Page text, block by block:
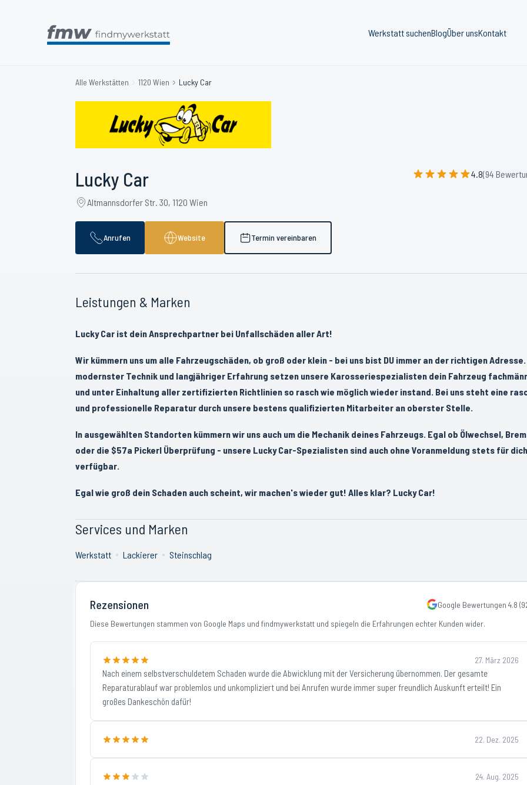
Werkstatt suchenBlogÜber unsKontakt
Alle Werkstätten 1120 Wien Lucky Car
Lucky Car 4.8(94
Altmannsdorfer Str. 30, 1120 Wien
Anrufen Website Termin vereinbaren
Leistungen & Marken
Lucky Car ist dein Ansprechpartner bei Unfallschäden aller Art!
Wir kümmern uns um alle Fahrzeugschäden, ob groß oder klein - bei uns bist DU immer an der richtigen
modernster Technik und langjähriger Erfahrung setzen unsere Karosseriespezialisten dein Fahrzeug
und unter Einhaltung aller zertifizierten Richtlinien so rasch wie möglich wieder instand. Bei uns steht eine
und professionelle Reparatur durch unsere bestens qualifizierten Mitarbeiter an oberster Stelle.
In ausgewählten Standorten kümmern wir uns auch um die Mechanik deines Fahrzeugs. Egal ob Ölwechsel,
oder die $57a Pickerl Überprüfung - unsere Lucky Car-Spezialisten sind auch ohne Voranmeldung stets für dich
verfügbar.
Egal wie groß dein Schaden auch scheint, wir machen's wieder gut! Alles klar? Lucky Car!
Services und Marken
Werkstatt Lackierer Steinschlag
Rezensionen Google Bewertungen 4.8 (
Diese Bewertungen stammen von Google Maps und findmywerkstatt und spiegeln die Erfahrungen echter Kunden wider.
27. März 2026
Nach einem selbstverschuldetem Schaden wurde die Abwicklung mit der Versicherung übernommen. Der gesamte
Reparaturablauf war problemlos und unkompliziert und bei Anrufen wurde immer super freundlich Auskunft erteilt! Ein
großes Dankeschön dafür!
22. Dez. 2025
24. Aug. 2025